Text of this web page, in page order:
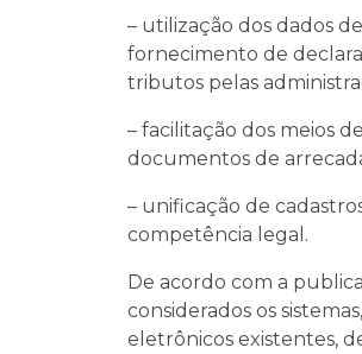
– utilização dos dados
fornecimento de
tributos pelas
– facilitação dos meios
documentos de
– unificação de
competência legal.
De acordo com a
considerados os
eletrônicos existentes,